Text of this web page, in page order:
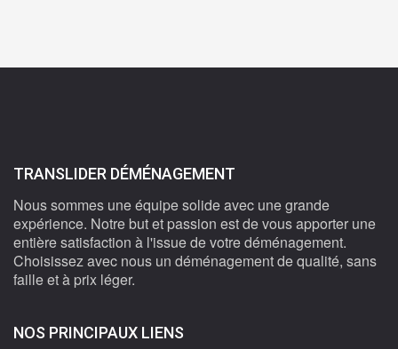
TRANSLIDER DÉMÉNAGEMENT
Nous sommes une équipe solide avec une grande
expérience. Notre but et passion est de vous apporter une
entière satisfaction à l'issue de votre déménagement.
Choisissez avec nous un déménagement de qualité, sans
faille et à prix léger.
NOS PRINCIPAUX LIENS